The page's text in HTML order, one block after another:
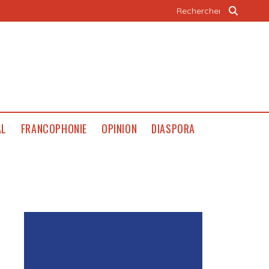
FRANCOPHONIE OPINION DIASPORA